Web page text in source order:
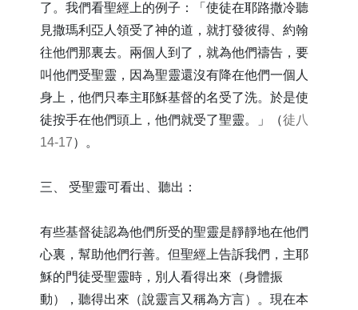
了。我們看聖經上的例子：「使徒在耶路撒冷聽
見撒瑪利亞人領受了神的道，就打發彼得、約翰
往他們那裏去。兩個人到了，就為他們禱告，要
叫他們受聖靈，因為聖靈還沒有降在他們一個人
身上，他們只奉主耶穌基督的名受了洗。於是使
徒按手在他們頭上，他們就受了聖靈。」（徒八
14-17）。
三、 受聖靈可看出、聽出：
有些基督徒認為他們所受的聖靈是靜靜地在他們
心裏，幫助他們行善。但聖經上告訴我們，主耶
穌的門徒受聖靈時，別人看得出來（身體振
動），聽得出來（說靈言又稱為方言）。現在本